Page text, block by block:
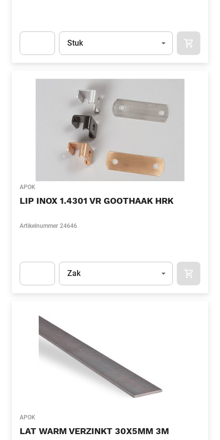
Eenheid
Stuk
APOK
LIP INOX 1.4301 VR GOOTHAAK HRK
Artikelnummer 24646
Eenheid
Zak
APOK
LAT WARM VERZINKT 30X5MM 3M